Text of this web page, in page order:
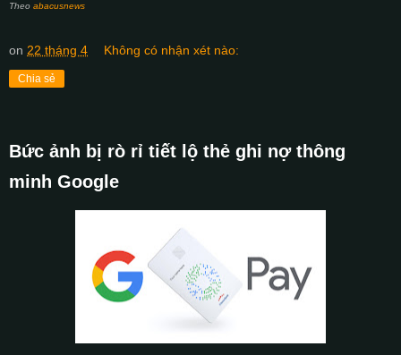
Theo abacusnews
on 22 tháng 4 Không có nhận xét nào:
Chia sẻ
Bức ảnh bị rò rỉ tiết lộ thẻ ghi nợ thông
minh Google